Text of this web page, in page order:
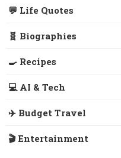
💬 Life Quotes
🧬 Biographies
🍳 Recipes
💻 AI & Tech
✈️ Budget Travel
🎬 Entertainment